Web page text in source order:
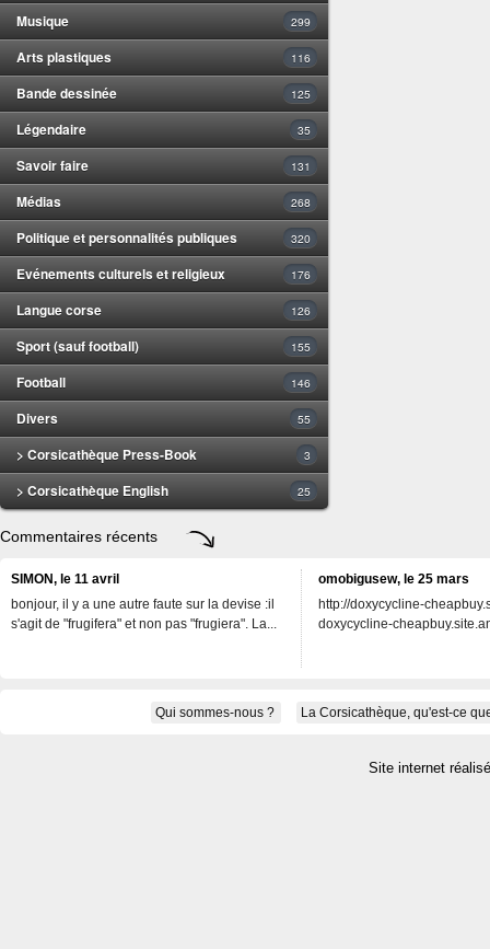
Musique 299
Arts plastiques 116
Bande dessinée 125
Légendaire 35
Savoir faire 131
Médias 268
Politique et personnalités publiques 320
Evénements culturels et religieux 176
Langue corse 126
Sport (sauf football) 155
Football 146
Divers 55
> Corsicathèque Press-Book 3
> Corsicathèque English 25
Commentaires récents
SIMON, le 11 avril
bonjour, il y a une autre faute sur la devise :il
s'agit de "frugifera" et non pas "frugiera". La...
omobigusew, le 25 mars
http://doxycycline-
doxycycline-
Qui sommes-nous ? La Corsicathèque, qu'est-ce
Site internet